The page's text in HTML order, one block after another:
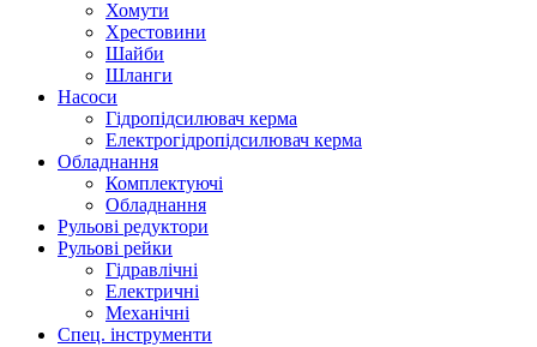
Хомути
Хрестовини
Шайби
Шланги
Насоси
Гідропідсилювач керма
Електрогідропідсилювач керма
Обладнання
Комплектуючі
Обладнання
Рульові редуктори
Рульові рейки
Гідравлічні
Електричні
Механічні
Спец. інструменти